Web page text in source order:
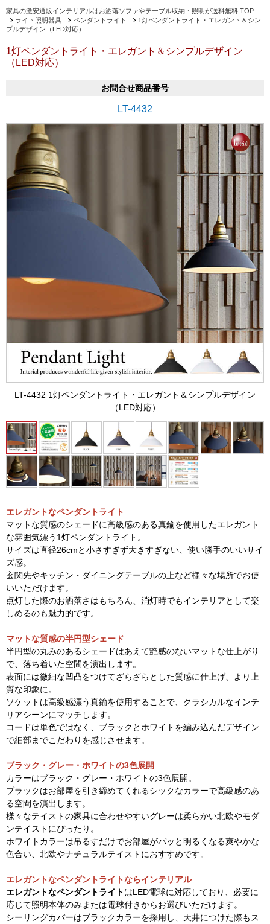
家具の激安通販インテリアルはお洒落ソファやテーブル収納・照明が送料無料 TOP
ライト照明器具
ペンダントライト
1灯ペンダントライト・エレガント＆シン
プルデザイン（LED対応）
1灯ペンダントライト・エレガント＆シンプルデザイン
（LED対応）
お問合せ商品番号
LT-4432
LT-4432 1灯ペンダントライト・エレガント＆シンプルデザイン
（LED対応）
エレガントなペンダントライト
マットな質感のシェードに高級感のある真鍮を使用したエレガント
な雰囲気漂う1灯ペンダントライト。
サイズは直径26cmと小さすぎず大きすぎない、使い勝手のいいサイ
ズ感。
玄関先やキッチン・ダイニングテーブルの上など様々な場所でお使
いいただけます。
点灯した際のお洒落さはもちろん、消灯時でもインテリアとして楽
しめるのも魅力的です。
マットな質感の半円型シェード
半円型の丸みのあるシェードはあえて艶感のないマットな仕上がり
で、落ち着いた空間を演出します。
表面には微細な凹凸をつけてざらざらとした質感に仕上げ、より上
質な印象に。
ソケットは高級感漂う真鍮を使用することで、クラシカルなインテ
リアシーンにマッチします。
コードは単色ではなく、ブラックとホワイトを編み込んだデザイン
で細部までこだわりを感じさせます。
ブラック・グレー・ホワイトの3色展開
カラーはブラック・グレー・ホワイトの3色展開。
ブラックはお部屋を引き締めてくれるシックなカラーで高級感のあ
る空間を演出します。
様々なテイストの家具に合わせやすいグレーは柔らかい北欧やモダ
ンテイストにぴったり。
ホワイトカラーは吊るすだけでお部屋がパッと明るくなる爽やかな
色合い、北欧やナチュラルテイストにおすすめです。
エレガントなペンダントライトならインテリアル
エレガントなペンダントライトはLED電球に対応しており、必要に
応じて照明本体のみまたは電球付きからお選びいただけます。
シーリングカバーはブラックカラーを採用し、天井につけた際もス